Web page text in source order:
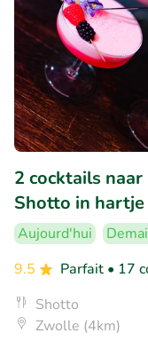
2 cocktails
Shotto in
Aujourd'hui
9.5
Parfait • 17
Shotto
Zwolle (4km)